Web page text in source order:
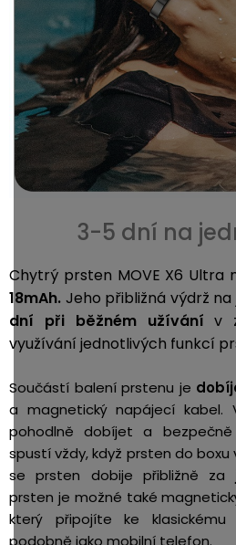
3-5 dní na
Chytrý prsten MOVE X6 Ultra
18mAh. Jeho přibližná výdrž
dní při běžném užívání v
využívání jednotlivých funkcí
Součástí balení prstenu je
a magnetický napájecí kabel.
pohodlně dobíjet a
spustí vždy, když prsten do
se prsten dobije přibližně za
prsten je možné také
který připojíte ke klasickému
podobně jako mobilní telefon.